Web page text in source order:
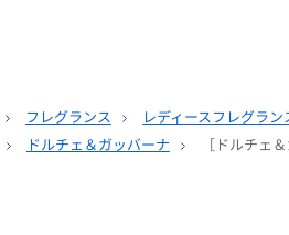
フレグランス レディースフレグラン
ドルチェ＆ガッバーナ ［ドルチェ